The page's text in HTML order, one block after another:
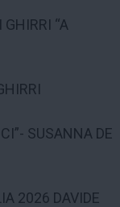
“A
SUSANNA DE
2026 DAVIDE